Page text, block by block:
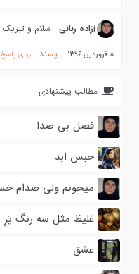
آزاده ربانی سلام و تبریک
8 فروردین 1396 پسند برای
مطالب پیشنهادی
فصل بی صدا
حبس ابد
میخونم ولی صدام
غلیظ مثل سه رنگ پَرِ
عشق